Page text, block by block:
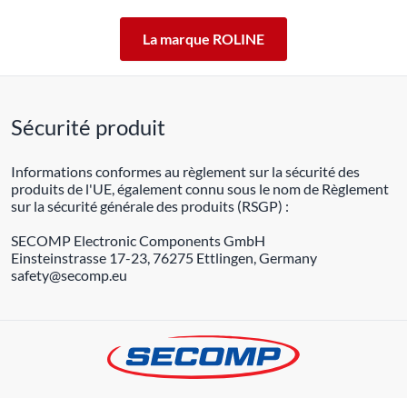
La marque ROLINE
Sécurité produit
Informations conformes au règlement sur la sécurité des
produits de l'UE, également connu sous le nom de Règlement
sur la sécurité générale des produits (RSGP) :
SECOMP Electronic Components GmbH
Einsteinstrasse 17-23, 76275 Ettlingen, Germany
safety@secomp.eu